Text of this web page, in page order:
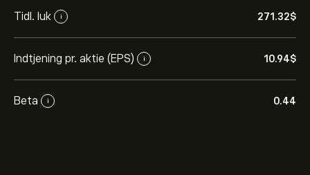
Tidl. luk i 271.32‎$‎
Indtjening pr. aktie (EPS) i 10.94‎$‎
Beta i 0.44